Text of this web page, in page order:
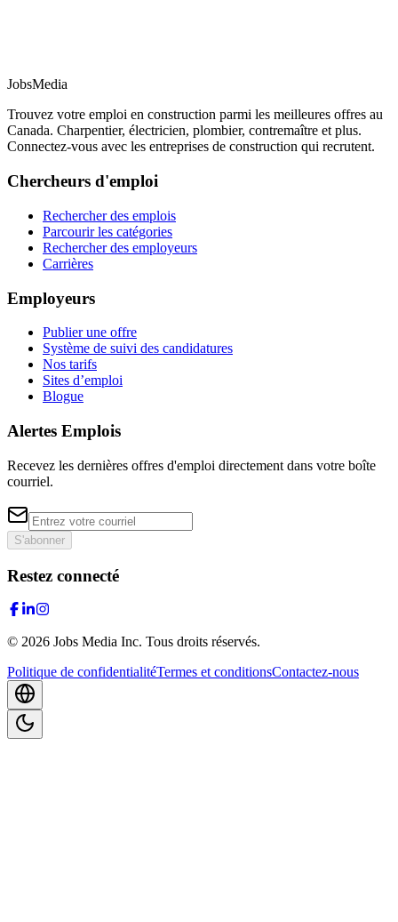
JobsMedia
Trouvez votre emploi en construction parmi les meilleures offres au
Canada. Charpentier, électricien, plombier, contremaître et plus.
Connectez-vous avec les entreprises de construction qui recrutent.
Chercheurs d'emploi
Rechercher des emplois
Parcourir les catégories
Rechercher des employeurs
Carrières
Employeurs
Publier une offre
Système de suivi des candidatures
Nos tarifs
Sites d’emploi
Blogue
Alertes Emplois
Recevez les dernières offres d'emploi directement dans votre boîte
courriel.
S'abonner
Restez connecté
© 2026 Jobs Media Inc. Tous droits réservés.
Politique de confidentialitéTermes et conditionsContactez-nous